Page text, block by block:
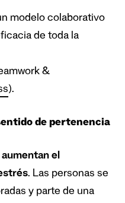
modelo colaborativo
de toda la
&
).
de pertenencia
aumentan el
. Las personas se
y parte de una